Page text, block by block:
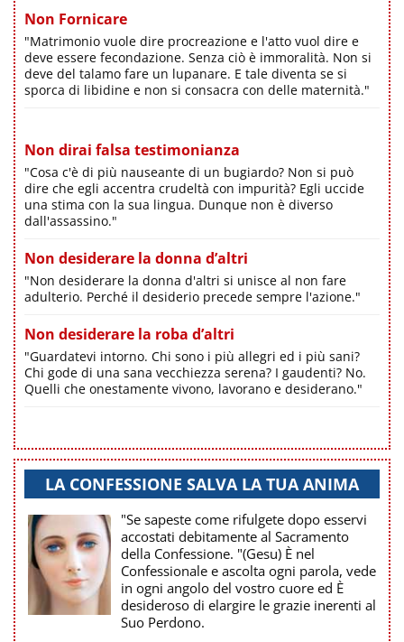
Non Fornicare
"Matrimonio vuole dire procreazione e l'atto vuol dire e
deve essere fecondazione. Senza ciò è immoralità. Non si
deve del talamo fare un lupanare. E tale diventa se si
sporca di libidine e non si consacra con delle maternità."
Non dirai falsa testimonianza
"Cosa c'è di più nauseante di un bugiardo? Non si può
dire che egli accentra crudeltà con impurità? Egli uccide
una stima con la sua lingua. Dunque non è diverso
dall'assassino."
Non desiderare la donna d’altri
"Non desiderare la donna d'altri si unisce al non fare
adulterio. Perché il desiderio precede sempre l'azione."
Non desiderare la roba d’altri
"Guardatevi intorno. Chi sono i più allegri ed i più sani?
Chi gode di una sana vecchiezza serena? I gaudenti? No.
Quelli che onestamente vivono, lavorano e desiderano."
LA CONFESSIONE SALVA LA TUA ANIMA
"Se sapeste come rifulgete dopo esservi
accostati debitamente al Sacramento
della Confessione. "(Gesu) È nel
Confessionale e ascolta ogni parola, vede
in ogni angolo del vostro cuore ed È
desideroso di elargire le grazie inerenti al
Suo Perdono.